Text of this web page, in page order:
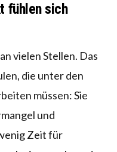
fühlen sich
vielen Stellen. Das
die unter den
müssen: Sie
und
Zeit für